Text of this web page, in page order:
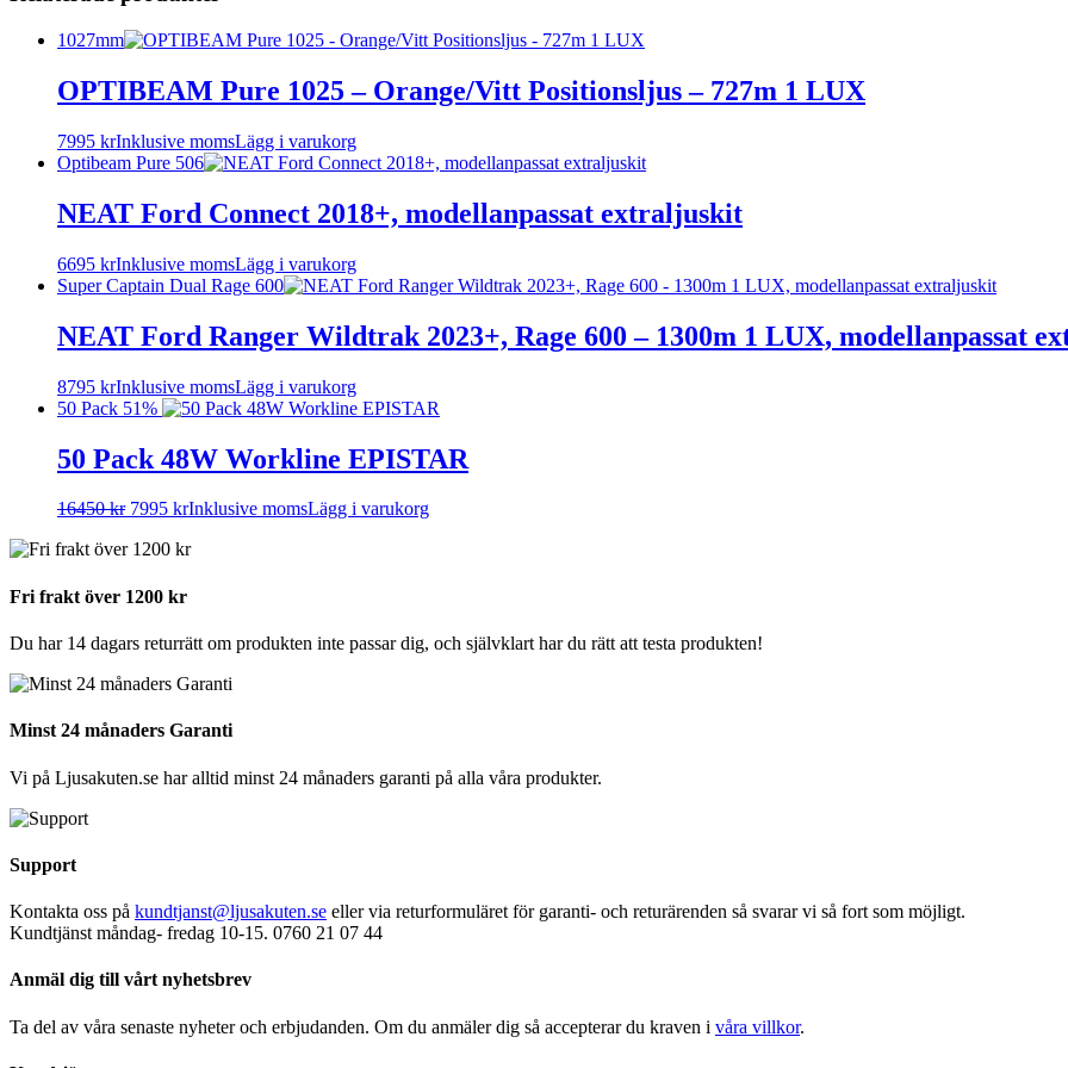
1027mm
OPTIBEAM Pure 1025 – Orange/Vitt Positionsljus – 727m 1 LUX
7995 krInklusive momsLägg i varukorg
Optibeam Pure 506
NEAT Ford Connect 2018+, modellanpassat extraljuskit
6695 krInklusive momsLägg i varukorg
Super Captain Dual Rage 600
NEAT Ford Ranger Wildtrak 2023+, Rage 600 – 1300m 1 LUX, modellanpassat
8795 krInklusive momsLägg i varukorg
50 Pack 51%
50 Pack 48W Workline EPISTAR
16450kr 7995 krInklusive momsLägg i varukorg
Fri frakt över 1200 kr
Du har 14 dagars returrätt om produkten inte passar dig, och självklart har du rätt att testa produkten!
Minst 24 månaders Garanti
Vi på Ljusakuten.se har alltid minst 24 månaders garanti på alla våra produkter.
Support
Kontakta oss på kundtjanst@ljusakuten.se eller via returformuläret för garanti- och returärenden så svarar vi så fort som möjligt.
Kundtjänst måndag- fredag 10-15. 0760 21 07 44
Anmäl dig till vårt nyhetsbrev
Ta del av våra senaste nyheter och erbjudanden. Om du anmäler dig så accepterar du kraven i våra villkor.